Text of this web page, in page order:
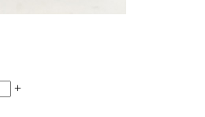
+